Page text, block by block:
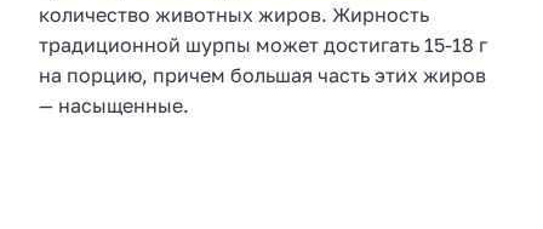
количество животных жиров. Жирность
традиционной шурпы может достигать 15-18 г
на порцию, причем большая часть этих жиров
— насыщенные.